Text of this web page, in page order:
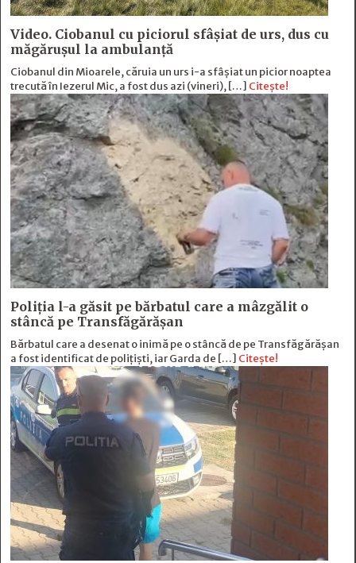
Video. Ciobanul cu piciorul sfâșiat de urs, dus cu
măgărușul la ambulanță
Ciobanul din Mioarele, căruia un urs i-a sfâșiat un picior noaptea
trecută în Iezerul Mic, a fost dus azi (vineri), […] Citește!
Poliția l-a găsit pe bărbatul care a mâzgălit o
stâncă pe Transfăgărășan
Bărbatul care a desenat o inimă pe o stâncă de pe Transfăgărășan
a fost identificat de polițiști, iar Garda de […] Citește!